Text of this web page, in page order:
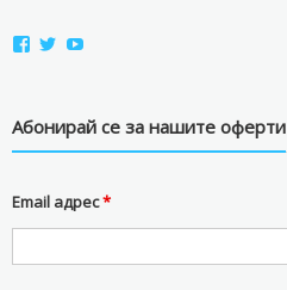
View
Facebook
View
Twitter
View
YouTube
Абонирай се за нашите оферти
Email адрес*